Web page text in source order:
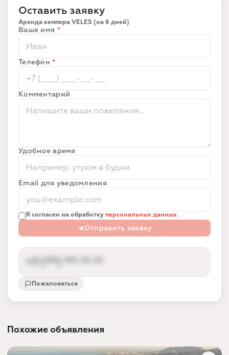
Оставить заявку
Аренда кемпера VELES (на 6 дней)
Ваше имя *
Телефон*
Комментарий
Удобное время
Email для уведомления
Я согласен на обработку персональных данных
Отправить заявку
+7 (***) ***-**-**
людей, а не спам.
Пожаловаться
Похожие объявления